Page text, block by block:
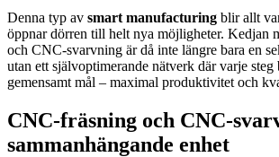
Denna typ av smart manufacturing blir allt
öppnar dörren till helt nya möjligheter. Kedjan
och CNC-svarvning är då inte längre bara en
utan ett självoptimerande nätverk där varje
gemensamt mål – maximal produktivitet och
CNC-fräsning och CNC-
sammanhängande enhet